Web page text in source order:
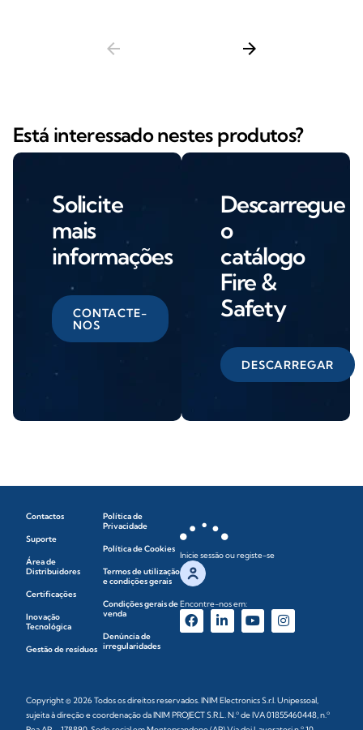
arrow_back arrow_forward
Está interessado nestes produtos?
Solicite
mais
informações
CONTACTE-
NOS
Descarregue
o
catálogo
Fire &
Safety
DESCARREGAR
Contactos
Suporte
Área de
Distribuidores
Certificações
Inovação
Tecnológica
Gestão de resíduos
Política de
Privacidade
Política de Cookies
Termos de utilização
e condições gerais
Condições gerais de
venda
Denúncia de
irregularidades
Inicie sessão ou registe-se
Encontre-nos em:
Copyright © 2026 Todos os direitos reservados. INIM Electronics S.r.l. Unipessoal,
sujeita à direção e coordenação da INIM PROJECT S.R.L. N.º de IVA 01855460448, n.º